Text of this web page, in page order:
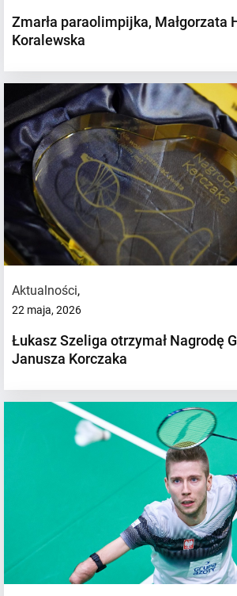
Zmarła paraolimpijka, Małgorzata
Koralewska
Aktualności,
22 maja, 2026
Łukasz Szeliga otrzymał Nagrodę
Janusza Korczaka